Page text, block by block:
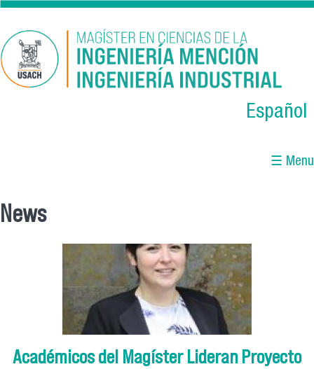
Skip to main content
Español
☰ Menu
News
Académicos del Magíster Lideran Proyecto